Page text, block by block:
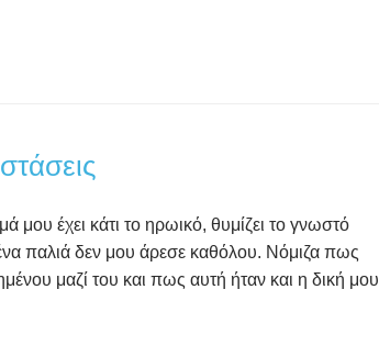
μου έχει κάτι το ηρωικό, θυμίζει το γνωστό
παλιά δεν μου άρεσε καθόλου. Νόμιζα πως
μαζί του και πως αυτή ήταν και η δική μου